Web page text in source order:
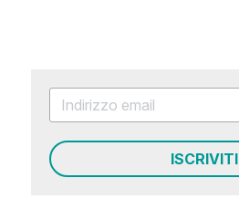
ISCRIVITI